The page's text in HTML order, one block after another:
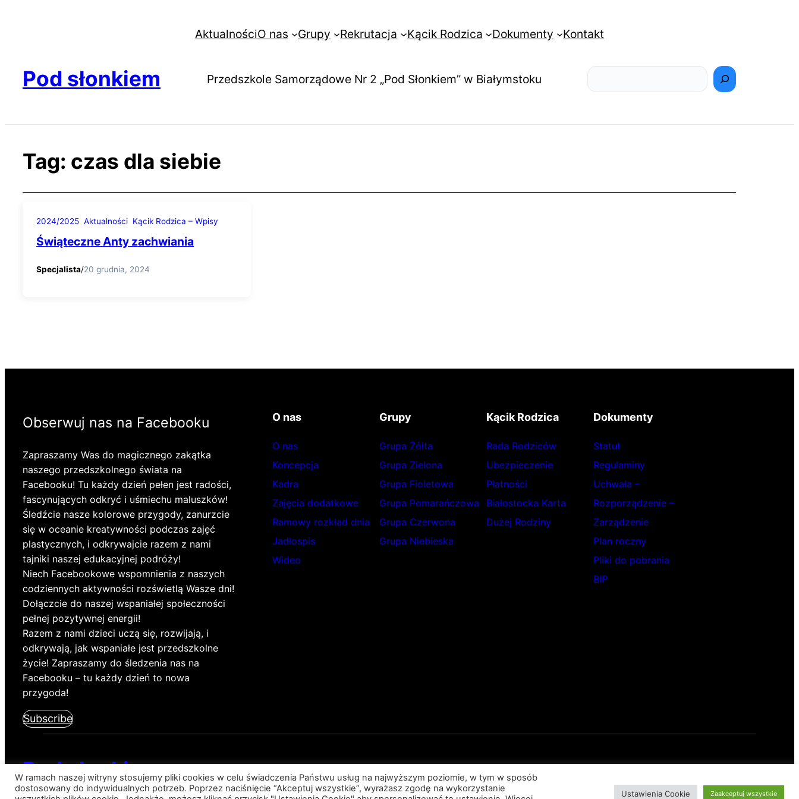
AktualnościO nas Grupy Rekrutacja Kącik Rodzica Dokumenty Kontakt
Pod słonkiem Przedszkole Samorządowe Nr 2 „Pod Słonkiem” w Białymstoku
Tag: czas dla siebie
2024/2025 Aktualności Kącik Rodzica – Wpisy
Świąteczne Anty zachwiania
Specjalista/20 grudnia, 2024
Obserwuj nas na Facebooku
Zapraszamy Was do magicznego zakątka
naszego przedszkolnego świata na
Facebooku! Tu każdy dzień pełen jest radości,
fascynujących odkryć i uśmiechu maluszków!
Śledźcie nasze kolorowe przygody, zanurzcie
się w oceanie kreatywności podczas zajęć
plastycznych, i odkrywajcie razem z nami
tajniki naszej edukacyjnej podróży!
Niech Facebookowe wspomnienia z naszych
codziennych aktywności rozświetlą Wasze dni!
Dołączcie do naszej wspaniałej społeczności
pełnej pozytywnej energii!
Razem z nami dzieci uczą się, rozwijają, i
odkrywają, jak wspaniałe jest przedszkolne
życie! Zapraszamy do śledzenia nas na
Facebooku – tu każdy dzień to nowa
przygoda!
Subscribe
O nas
O nas
Koncepcja
Kadra
Zajęcia dodatkowe
Ramowy rozkład dnia
Jadłospis
Wideo
Grupy
Grupa Żółta
Grupa Zielona
Grupa Fioletowa
Grupa Pomarańczowa
Grupa Czerwona
Grupa Niebieska
Kącik Rodzica
Rada Rodziców
Ubezpieczenie
Płatności
Białostocka Karta
Dużej Rodziny
Dokumenty
Statut
Regulaminy
Uchwała –
Rozporządzenie –
Zarządzenie
Plan roczny
Pliki do pobrania
BIP
Pod słonkiem
W ramach naszej witryny stosujemy pliki cookies w celu świadczenia Państwu usług na najwyższym poziomie, w tym w sposób
dostosowany do indywidualnych potrzeb. Poprzez naciśnięcie “Akceptuj wszystkie”, wyrażasz zgodę na wykorzystanie
Ustawienia Cookie Zaakceptuj wszystkie